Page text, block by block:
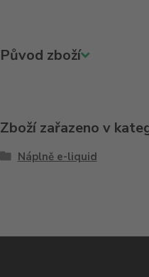
Původ zboží
Zboží zařazeno v
Náplně e-liquid